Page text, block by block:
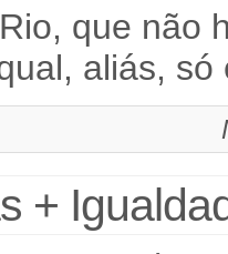
que não
aliás,
+